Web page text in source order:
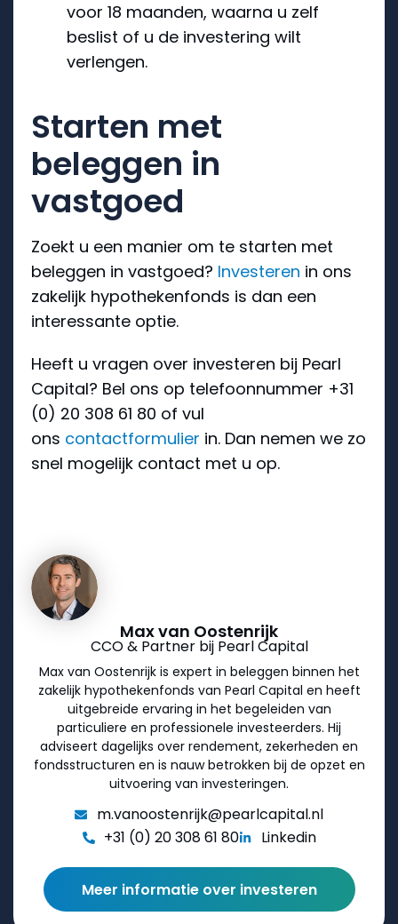
voor 18 maanden, waarna u zelf
beslist of u de investering wilt
verlengen.
Starten met
beleggen in
vastgoed
Zoekt u een manier om te starten met
beleggen in vastgoed? Investeren in ons
zakelijk hypothekenfonds is dan een
interessante optie.
Heeft u vragen over investeren bij Pearl
Capital? Bel ons op telefoonnummer +31
(0) 20 308 61 80 of vul
ons contactformulier in. Dan nemen we zo
snel mogelijk contact met u op.
Max van Oostenrijk
CCO & Partner bij Pearl Capital
Max van Oostenrijk is expert in beleggen binnen het
zakelijk hypothekenfonds van Pearl Capital en heeft
uitgebreide ervaring in het begeleiden van
particuliere en professionele investeerders. Hij
adviseert dagelijks over rendement, zekerheden en
fondsstructuren en is nauw betrokken bij de opzet en
uitvoering van investeringen.
m.vanoostenrijk@pearlcapital.nl
+31 (0) 20 308 61 80
Linkedin
Meer informatie over investeren